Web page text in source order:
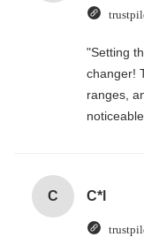
"Setting
changer!
ranges,
noticeable.
C C*l